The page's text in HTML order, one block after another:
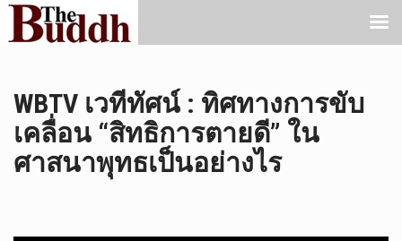
WBTV เวทีทัศน์ : ทิศทางการขับ
เคลื่อน “สิทธิการตายดี” ใน
ศาสนาพุทธเป็นอย่างไร